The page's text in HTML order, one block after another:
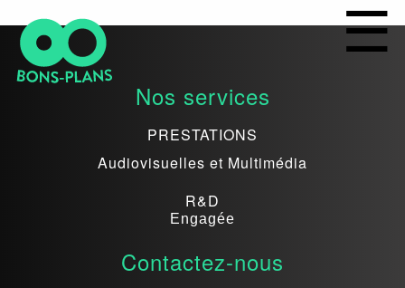
Nos services
PRESTATIONS
Audiovisuelles et Multimédia
R&D
Engagée
Contactez-nous